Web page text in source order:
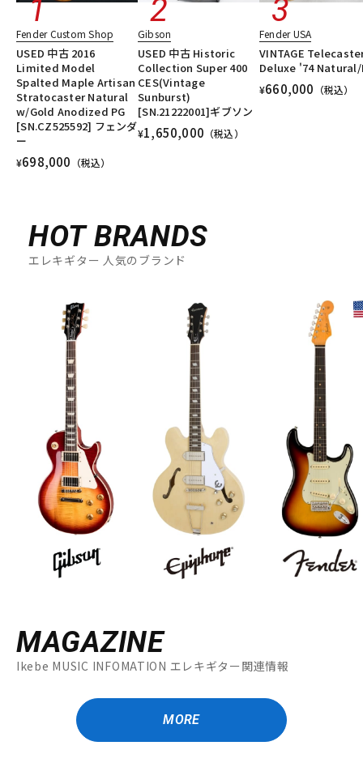
Fender Custom Shop
USED 中古 2016
Limited Model
Spalted Maple Artisan
Stratocaster Natural
w/Gold Anodized PG
[SN.CZ525592] フェンダ
ー
¥698,000 （税込）
Gibson
USED 中古 Historic
Collection Super 400
CES(Vintage
Sunburst)
[SN.21222001]ギブソン
¥1,650,000 （税込）
Fender USA
VINTAGE
Deluxe '74
¥660,000 （税込）
HOT BRANDS
エレキギター 人気のブランド
MAGAZINE
Ikebe MUSIC INFOMATION エレキギター関連情報
MORE